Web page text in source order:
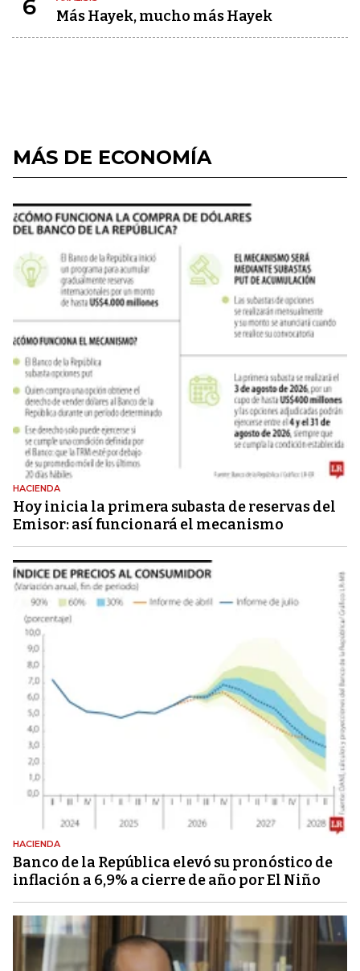
6 Más Hayek, mucho más Hayek
MÁS DE ECONOMÍA
HACIENDA
Hoy inicia la primera subasta de reservas del
Emisor: así funcionará el mecanismo
HACIENDA
Banco de la República elevó su pronóstico de
inflación a 6,9% a cierre de año por El Niño